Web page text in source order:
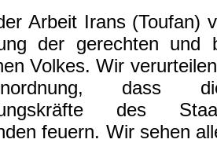
Arbeit Irans (Toufan)
der gerechten und
Volkes. Wir
dass
des
feuern. Wir sehen